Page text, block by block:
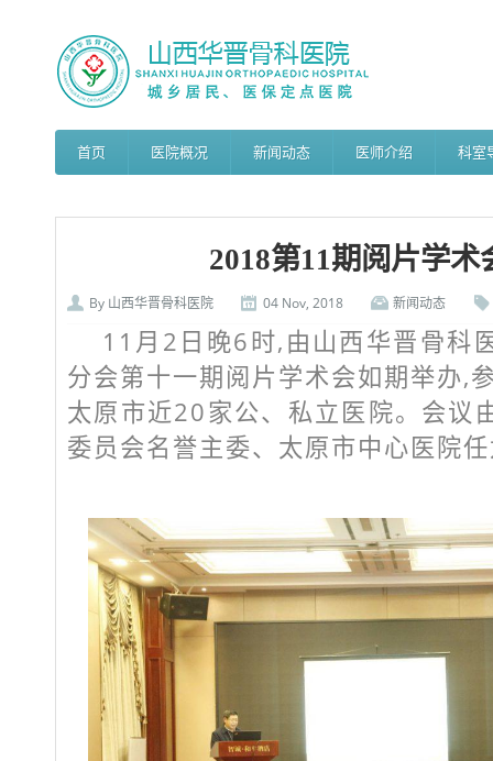
首页 医院概况 新闻动态 医师介绍 科室
2018第11期阅片学术
By 山西华晋骨科医院 04 Nov, 2018 新闻动态
11月2日晚6时,由山西华晋骨科
分会第十一期阅片学术会如期举办,
太原市近20家公、私立医院。会议
委员会名誉主委、太原市中心医院